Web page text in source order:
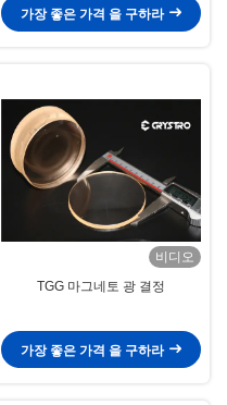
가장 좋은 가격 을 구하라
비디오
TGG 마그네토 광 결정
가장 좋은 가격 을 구하라